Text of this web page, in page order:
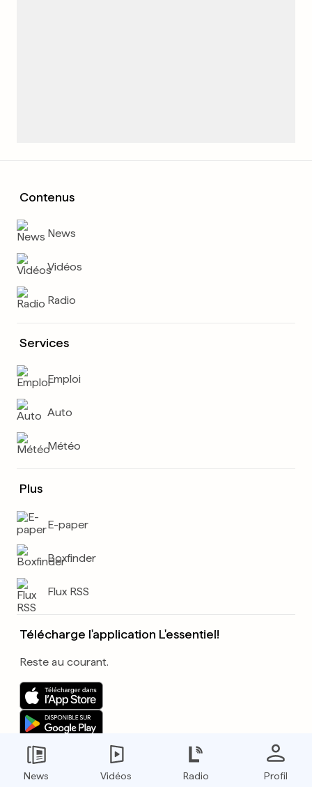
Contenus
News
Vidéos
Radio
Services
Emploi
Auto
Météo
Plus
E-paper
Boxfinder
Flux RSS
Télécharge l'application L'essentiel!
Reste au courant.
News Vidéos Radio Profil